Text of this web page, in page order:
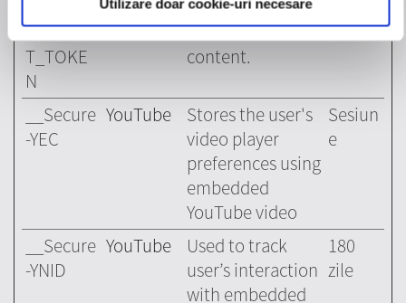
Utilizare doar cookie-uri necesare
ROLLOU
T_TOKE
N
user’s interaction
with embedded
content.
__Secure
-YEC
YouTube
Stores the user's
video player
preferences using
embedded
YouTube video
Sesiun
e
__Secure
-YNID
YouTube
Used to track
user’s interaction
with embedded
180
zile